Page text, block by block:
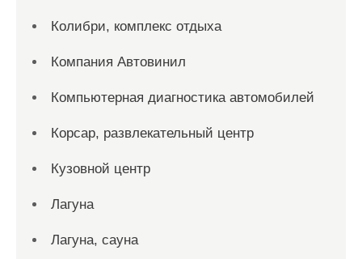
Колибри, комплекс отдыха
Компания Автовинил
Компьютерная диагностика автомобилей
Корсар, развлекательный центр
Кузовной центр
Лагуна
Лагуна, сауна